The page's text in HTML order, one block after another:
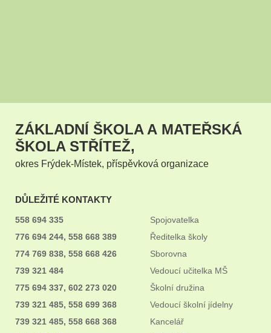
ZÁKLADNÍ ŠKOLA A MATEŘSKÁ
ŠKOLA STŘÍTEŽ,
okres Frýdek-Místek, příspěvková organizace
DŮLEŽITÉ KONTAKTY
558 694 335
Spojovatelka
776 694 244, 558 668 389
Ředitelka školy
774 769 838, 558 668 426
Sborovna
739 321 484
Vedoucí učitelka MŠ
775 694 337, 602 273 020
Školní družina
739 321 485, 558 699 368
Vedoucí školní jídelny
739 321 485, 558 668 368
Kancelář